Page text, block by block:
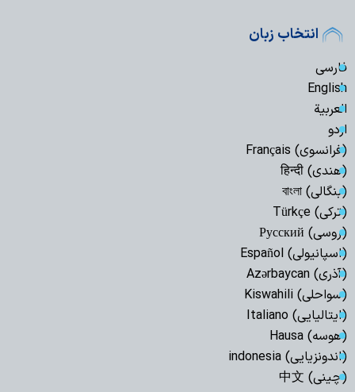
انتخاب زبان
فارسی
English
العربیة
اردو
(فرانسوی) Français
(هندی) हिन्दी
(بنگالی) বাংলা
(ترکی) Türkçe
(روسی) Русский
(اسپانیولی) Español
(آذری) Azərbaycan
(سواحلی) Kiswahili
(ایتالیایی) Italiano
(هوسه) Hausa
(اندونزیایی) indonesia
(چینی) 中文